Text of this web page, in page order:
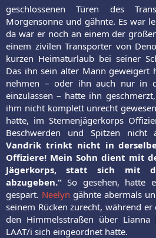
geschlossenen Türen des
Morgensonne und gähnte. Es war
da war er noch an einem der
einem zivilen Transporter von
kurzen Heimaturlaub bei seiner
Das ihn sein alter Mann geweigert
nehmen – oder ihn auch nur in
einzulassen – hatte ihn
ihm nicht komplett unrecht
hatte, im Sternenjägerkorps
Beschwerden und Spitzen nicht
Vandrik trinkt nicht in
Offiziere! Mein Sohn dient mit
Jägerkorps, statt sich mit
abzugeben.“ So gesehen, hatte
gespart. Neelyn gähnte abermals
seinem Rücken zurecht, während
den Himmelsstraßen über
LAAT/i sich eingeordnet hatte.